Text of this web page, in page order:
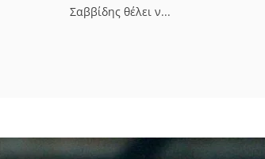
Σαββίδης θέλει ν...